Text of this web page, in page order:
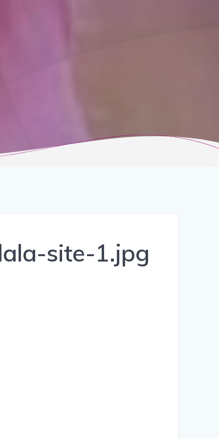
site-1.jpg